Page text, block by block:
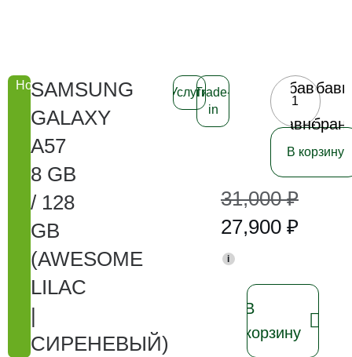
Новинка
SAMSUNG
GALAXY
A57
8 GB
/ 128
GB
(AWESOME
LILAC
|
СИРЕНЕВЫЙ)
УслугиTrade-
in
31,000₽
27,900 ₽
i
В
корзину
В корзину
Добавить
в
сравнение
в